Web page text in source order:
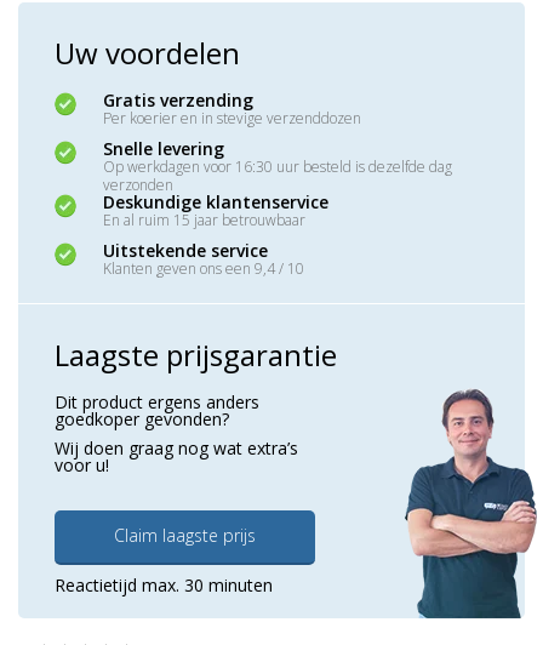
Uw voordelen
Gratis verzending
Per koerier en in stevige verzenddozen
Snelle levering
Op werkdagen voor 16:30 uur besteld is dezelfde dag
verzonden
Deskundige klantenservice
En al ruim 15 jaar betrouwbaar
Uitstekende service
Klanten geven ons een 9,4 / 10
Laagste prijsgarantie
Dit product ergens anders
goedkoper gevonden?
Wij doen graag nog wat extra’s
voor u!
Claim laagste prijs
Reactietijd max. 30 minuten